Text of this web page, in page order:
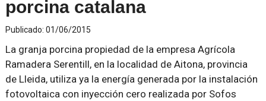
porcina catalana
Publicado: 01/06/2015
La granja porcina propiedad de la empresa Agrícola
Ramadera Serentill, en la localidad de Aitona, provincia
de Lleida, utiliza ya la energía generada por la instalación
fotovoltaica con inyección cero realizada por Sofos